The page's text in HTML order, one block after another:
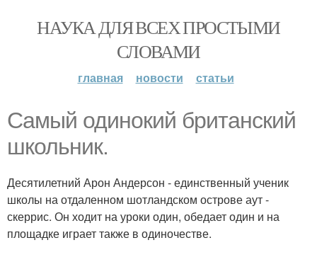
НАУКА ДЛЯ ВСЕХ ПРОСТЫМИ
СЛОВАМИ
главная новости статьи
Самый одинокий британский
школьник.
Десятилетний Арон Андерсон - единственный ученик
школы на отдаленном шотландском острове аут -
скеррис. Он ходит на уроки один, обедает один и на
площадке играет также в одиночестве.